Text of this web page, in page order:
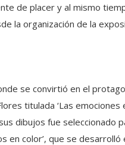
de placer y al mismo
la organización de la
se convirtió en el
titulada ‘Las emociones
dibujos fue seleccionado
en color’, que se